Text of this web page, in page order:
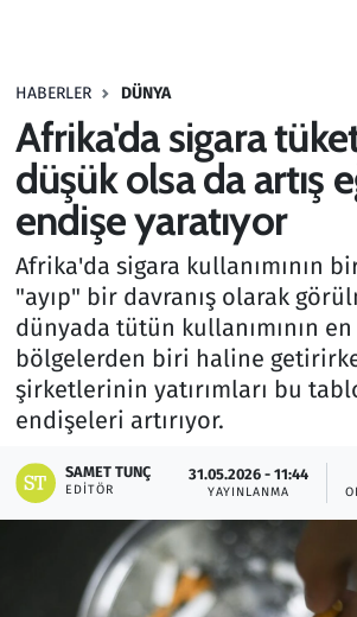
HABERLER DÜNYA
Afrika'da sigara
düşük olsa da artış
endişe yaratıyor
Afrika'da sigara kullanımının
"ayıp" bir davranış olarak
dünyada tütün kullanımının
bölgelerden biri haline
şirketlerinin yatırımları bu
endişeleri artırıyor.
SAMET TUNÇ
EDITÖR
31.05.2026 - 11:44
YAYINLANMA
Haber
Kültür Sanat
Kurumsal Haberler
Lezzet Durağı
Memur ve Kamu
Otomobil
Oyun
Ramazan
Resmi İlanlar